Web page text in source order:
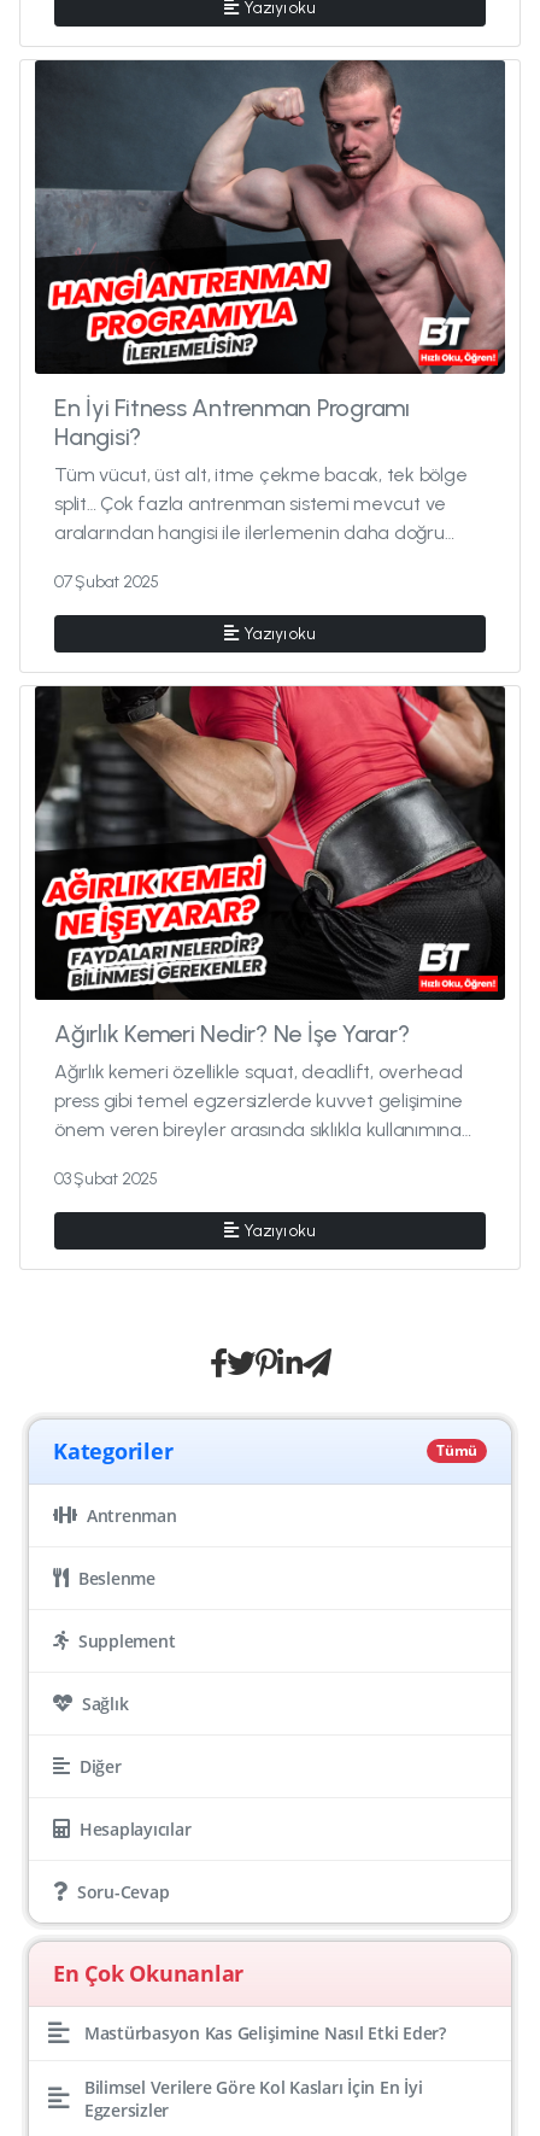
Kategoriler Tümü
Antrenman
Beslenme
Supplement
Sağlık
Diğer
Hesaplayıcılar
Soru-Cevap
En Çok Okunanlar
Mastürbasyon Kas Gelişimine Nasıl Etki Eder?
Bilimsel Verilere Göre Kol Kasları İçin En İyi
Egzersizler
Yazıyı oku
En İyi Fitness Antrenman Programı
Hangisi?
Tüm vücut, üst alt, itme çekme bacak, tek bölge
split… Çok fazla antrenman sistemi mevcut ve
aralarından hangisi ile ilerlemenin daha doğru
07 Şubat 2025
Yazıyı oku
Ağırlık Kemeri Nedir? Ne İşe Yarar?
Ağırlık kemeri özellikle squat, deadlift, overhead
press gibi temel egzersizlerde kuvvet gelişimine
önem veren bireyler arasında sıklıkla kullanımına
03 Şubat 2025
Yazıyı oku